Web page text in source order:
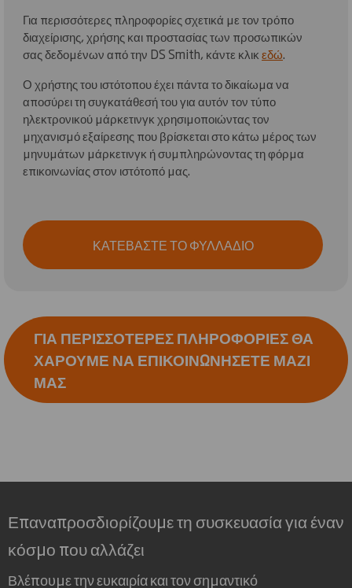
Για περισσότερες πληροφορίες σχετικά με τον τρόπο
διαχείρισης, χρήσης και προστασίας των προσωπικών
σας δεδομένων από την DS Smith, κάντε κλικεδώ.
Ο χρήστης του ιστότοπου έχει πάντα το δικαίωμα να
αποσύρει τη συγκατάθεσή του για αυτόν τον τύπο
ηλεκτρονικού μάρκετινγκ χρησιμοποιώντας τον
μηχανισμό εξαίρεσης που βρίσκεται στο κάτω μέρος των
μηνυμάτων μάρκετινγκ ή συμπληρώνοντας τη φόρμα
επικοινωνίας στον ιστότοπό μας.
ΚΑΤΕΒΑΣΤΕ ΤΟ ΦΥΛΛΑΔΙΟ
ΓΙΑ ΠΕΡΙΣΣΌΤΕΡΕΣ ΠΛΗΡΟΦΟΡΊΕΣ ΘΑ
ΧΑΡΟΎΜΕ ΝΑ ΕΠΙΚΟΙΝΩΝΉΣΕΤΕ ΜΑΖΊ
ΜΑΣ
Επαναπροσδιορίζουμε τη συσκευασία για έναν
κόσμο που αλλάζει
Βλέπουμε την ευκαιρία και τον σημαντικό